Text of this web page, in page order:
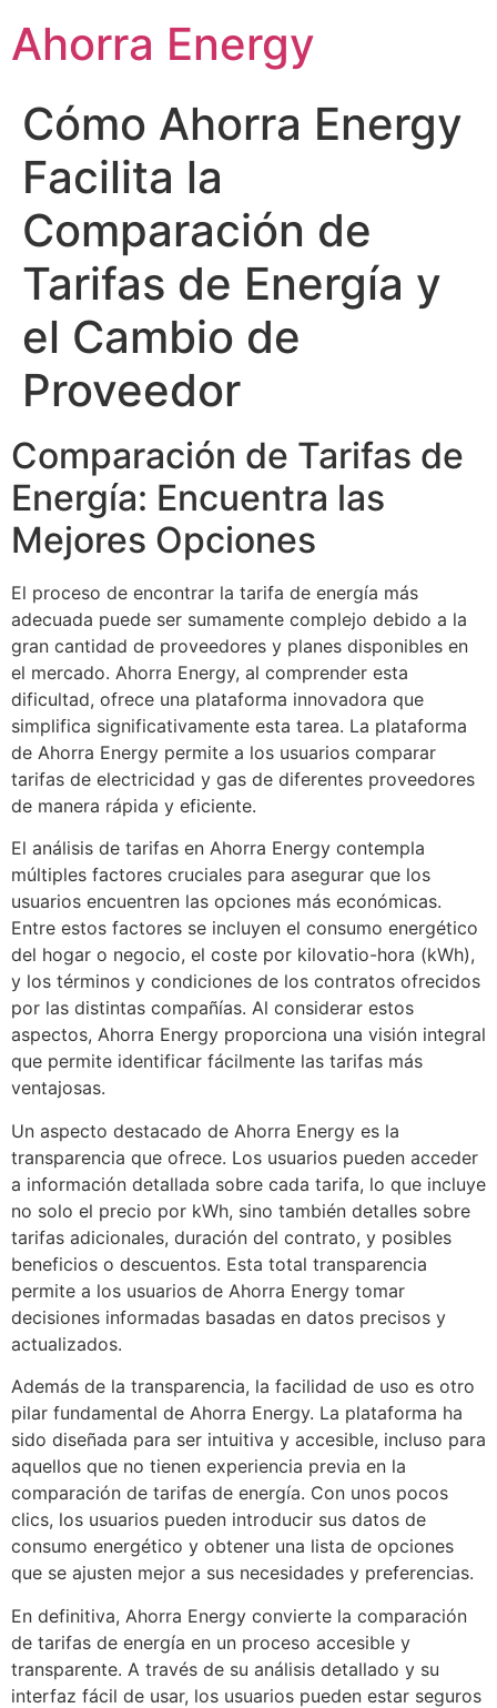
Ahorra Energy
Cómo Ahorra Energy
Facilita la
Comparación de
Tarifas de Energía y
el Cambio de
Proveedor
Comparación de Tarifas de
Energía: Encuentra las
Mejores Opciones
El proceso de encontrar la tarifa de energía más
adecuada puede ser sumamente complejo debido a la
gran cantidad de proveedores y planes disponibles en
el mercado. Ahorra Energy, al comprender esta
dificultad, ofrece una plataforma innovadora que
simplifica significativamente esta tarea. La plataforma
de Ahorra Energy permite a los usuarios comparar
tarifas de electricidad y gas de diferentes proveedores
de manera rápida y eficiente.
El análisis de tarifas en Ahorra Energy contempla
múltiples factores cruciales para asegurar que los
usuarios encuentren las opciones más económicas.
Entre estos factores se incluyen el consumo energético
del hogar o negocio, el coste por kilovatio-hora (kWh),
y los términos y condiciones de los contratos ofrecidos
por las distintas compañías. Al considerar estos
aspectos, Ahorra Energy proporciona una visión integral
que permite identificar fácilmente las tarifas más
ventajosas.
Un aspecto destacado de Ahorra Energy es la
transparencia que ofrece. Los usuarios pueden acceder
a información detallada sobre cada tarifa, lo que incluye
no solo el precio por kWh, sino también detalles sobre
tarifas adicionales, duración del contrato, y posibles
beneficios o descuentos. Esta total transparencia
permite a los usuarios de Ahorra Energy tomar
decisiones informadas basadas en datos precisos y
actualizados.
Además de la transparencia, la facilidad de uso es otro
pilar fundamental de Ahorra Energy. La plataforma ha
sido diseñada para ser intuitiva y accesible, incluso para
aquellos que no tienen experiencia previa en la
comparación de tarifas de energía. Con unos pocos
clics, los usuarios pueden introducir sus datos de
consumo energético y obtener una lista de opciones
que se ajusten mejor a sus necesidades y preferencias.
En definitiva, Ahorra Energy convierte la comparación
de tarifas de energía en un proceso accesible y
transparente. A través de su análisis detallado y su
interfaz fácil de usar, los usuarios pueden estar seguros